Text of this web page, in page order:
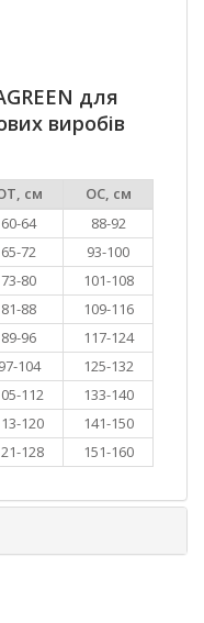
для
виробів
см
ОС, см
60-64
88-92
65-72
93-100
73-80
101-108
81-88
109-116
89-96
117-124
97-104
125-132
112
133-140
120
141-150
128 151-160